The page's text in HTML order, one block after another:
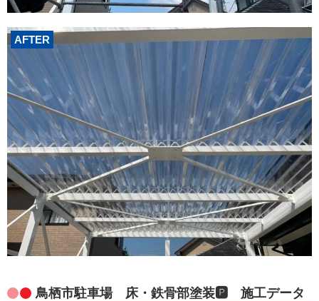
AFTER
鳥栖市駐車場 床・鉄骨部塗装🅿 施工データ